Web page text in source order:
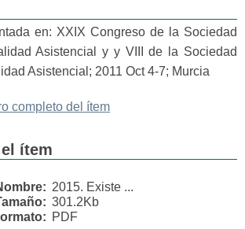
en: XXIX Congreso de la Sociedad
Asistencial y y VIII de la Sociedad
Asistencial; 2011 Oct 4-7; Murcia
completo del ítem
ítem
2015. Existe ...
301.2Kb
PDF